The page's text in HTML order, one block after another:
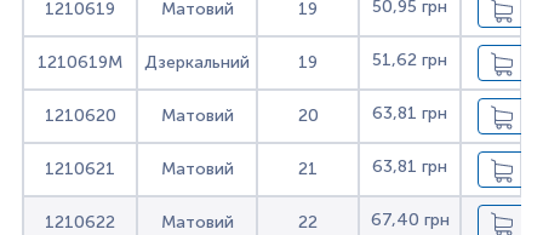
1210619 Матовий 19 50,95 грн
1210619M Дзеркальний 19 51,62 грн
1210620 Матовий 20 63,81 грн
1210621 Матовий 21 63,81 грн
1210622 Матовий 22 67,40 грн